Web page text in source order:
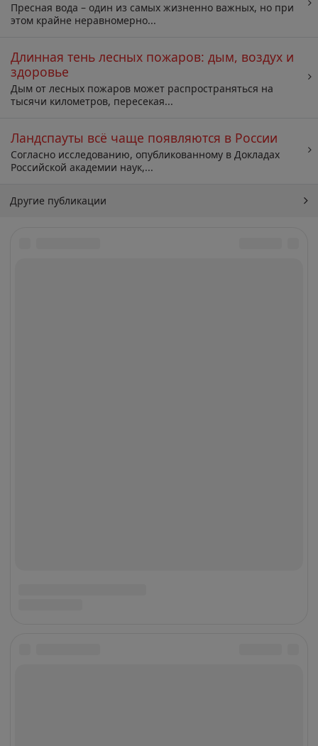
Пресная вода – один из самых жизненно важных, но при
этом крайне неравномерно...
Длинная тень лесных пожаров: дым, воздух и
здоровье
Дым от лесных пожаров может распространяться на
тысячи километров, пересекая...
Ландспауты всё чаще появляются в России
Согласно исследованию, опубликованному в Докладах
Российской академии наук,...
Другие публикации